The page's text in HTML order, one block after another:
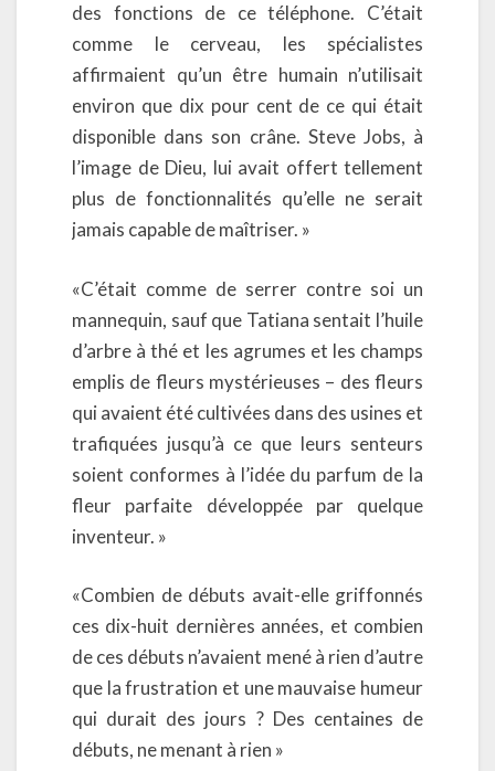
des fonctions de ce téléphone. C’était
comme le cerveau, les spécialistes
affirmaient qu’un être humain n’utilisait
environ que dix pour cent de ce qui était
disponible dans son crâne. Steve Jobs, à
l’image de Dieu, lui avait offert tellement
plus de fonctionnalités qu’elle ne serait
jamais capable de maîtriser. »
«C’était comme de serrer contre soi un
mannequin, sauf que Tatiana sentait l’huile
d’arbre à thé et les agrumes et les champs
emplis de fleurs mystérieuses – des fleurs
qui avaient été cultivées dans des usines et
trafiquées jusqu’à ce que leurs senteurs
soient conformes à l’idée du parfum de la
fleur parfaite développée par quelque
inventeur. »
«Combien de débuts avait-elle griffonnés
ces dix-huit dernières années, et combien
de ces débuts n’avaient mené à rien d’autre
que la frustration et une mauvaise humeur
qui durait des jours ? Des centaines de
débuts, ne menant à rien »